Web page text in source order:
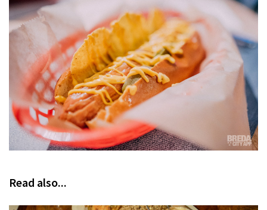
Read also...